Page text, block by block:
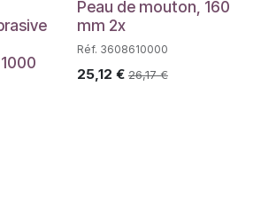
Peau de mouton, 160
mm 2x
Réf. 3608610000
25,12 € 26,17€